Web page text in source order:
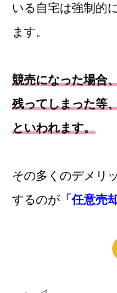
いる自宅は強制的
ます。
競売になった場合
残ってしまった等
といわれます。
その多くのデメリ
するのが 「任意売